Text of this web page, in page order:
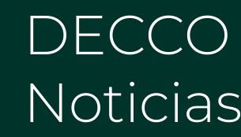
DECCO
Noticias